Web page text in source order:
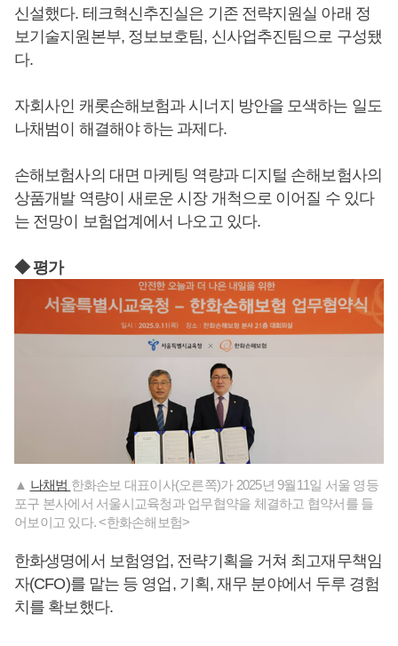
신설했다. 테크혁신추진실은 기존 전략지원실 아래 정
보기술지원본부, 정보보호팀, 신사업추진팀으로 구성됐
다.
자회사인 캐롯손해보험과 시너지 방안을 모색하는 일도
나채범이 해결해야 하는 과제다.
손해보험사의 대면 마케팅 역량과 디지털 손해보험사의
상품개발 역량이 새로운 시장 개척으로 이어질 수 있다
는 전망이 보험업계에서 나오고 있다.
◆ 평가
▲ 나채범 한화손보 대표이사(오른쪽)가 2025년 9월11일 서울 영등
포구 본사에서 서울시교육청과 업무협약을 체결하고 협약서를 들
어보이고 있다. <한화손해보험>
한화생명에서 보험영업, 전략기획을 거쳐 최고재무책임
자(CFO)를 맡는 등 영업, 기획, 재무 분야에서 두루 경험
치를 확보했다.